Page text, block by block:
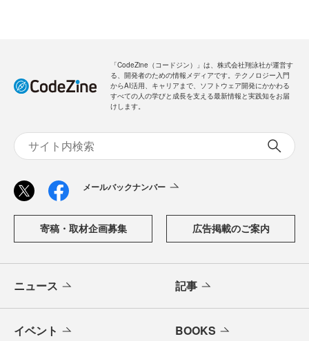
「CodeZine（コードジン）」は、株式会社翔泳社が運営す
る、開発者のための情報メディアです。テクノロジー入門
からAI活用、キャリアまで、ソフトウェア開発にかかわる
すべての人の学びと成長を支える最新情報と実践知をお届
けします。
メールバックナンバー
寄稿・取材企画募集 広告掲載のご案内
ニュース 記事
イベント BOOKS